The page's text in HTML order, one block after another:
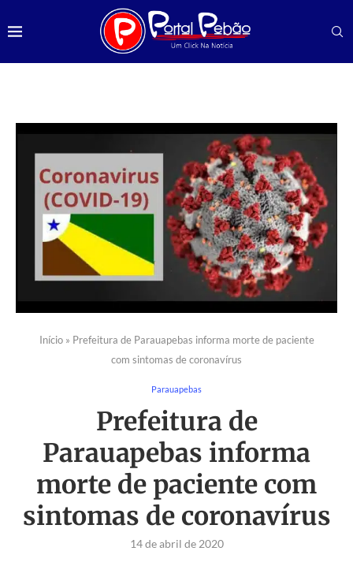
Início» Prefeitura de Parauapebas informa morte de paciente
com sintomas de coronavírus
Parauapebas
Prefeitura de
Parauapebas informa
morte de paciente com
sintomas de coronavírus
14 de abril de 2020